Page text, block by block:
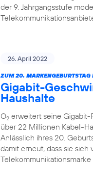
der 9. Jahrgangsstufe
26. April 2022
ZUM 20. MARKENGEBURTSTAG
Gigabit-
Haushalte
O2 erweitert seine
über 22 Millionen Kabel-
Anlässlich ihres 20.
damit erneut, dass sie